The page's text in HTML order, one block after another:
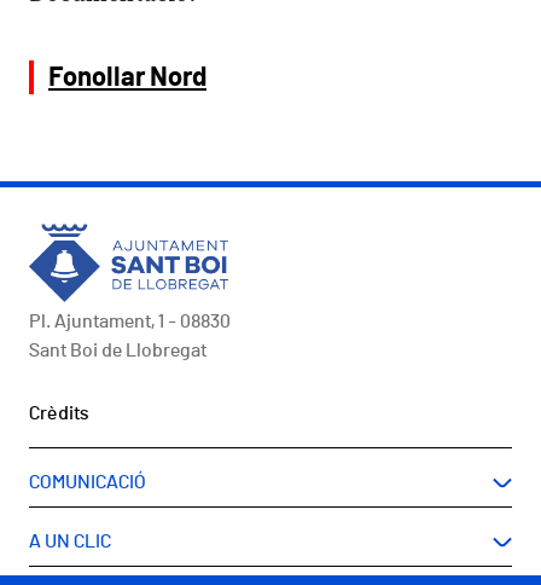
Fonollar Nord
Pl. Ajuntament, 1 - 08830
Sant Boi de Llobregat
Peu
Crèdits
COMUNICACIÓ
A UN CLIC